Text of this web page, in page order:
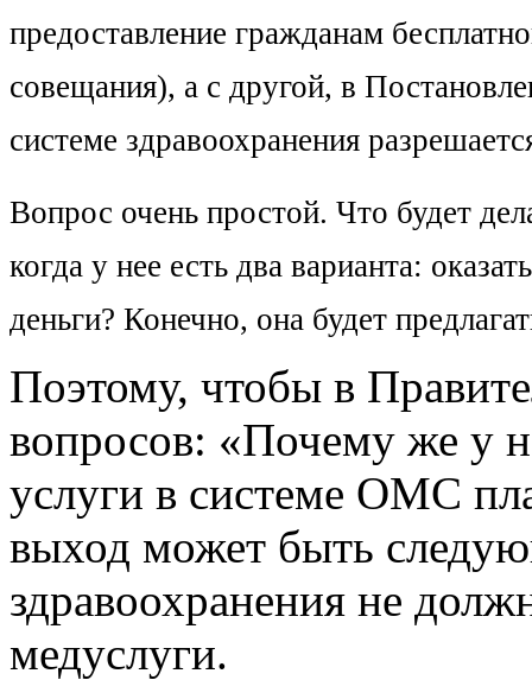
предоставление гражданам
совещания), а с другой, в
системе здравоохранения
Вопрос очень простой. Что будет
когда у нее есть два варианта:
деньги? Конечно, она будет
Поэтому, чтобы в
вопросов: «Почему же у
услуги в системе ОМС
выход может быть
здравоохранения не
медуслуги.